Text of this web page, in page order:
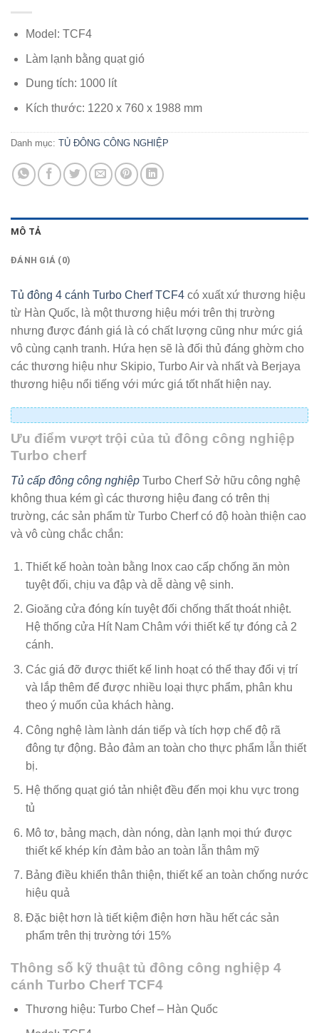
Model: TCF4
Làm lạnh bằng quạt gió
Dung tích: 1000 lít
Kích thước: 1220 x 760 x 1988 mm
Danh mục: TỦ ĐÔNG CÔNG NGHIỆP
MÔ TẢ
ĐÁNH GIÁ (0)
Tủ đông 4 cánh Turbo Cherf TCF4 có xuất xứ thương hiệu
từ Hàn Quốc, là một thương hiệu mới trên thị trường
nhưng được đánh giá là có chất lượng cũng như mức giá
vô cùng cạnh tranh. Hứa hẹn sẽ là đối thủ đáng ghờm cho
các thương hiệu như Skipio, Turbo Air và nhất và Berjaya
thương hiệu nổi tiếng với mức giá tốt nhất hiện nay.
Ưu điểm vượt trội của tủ đông công nghiệp
Turbo cherf
Tủ cấp đông công nghiệp Turbo Cherf Sở hữu công nghệ
không thua kém gì các thương hiệu đang có trên thị
trường, các sản phẩm từ Turbo Cherf có độ hoàn thiện cao
và vô cùng chắc chắn:
Thiết kế hoàn toàn bằng Inox cao cấp chống ăn mòn
tuyệt đối, chịu va đập và dễ dàng vệ sinh.
Gioăng cửa đóng kín tuyệt đối chống thất thoát nhiệt.
Hệ thống cửa Hít Nam Châm với thiết kế tự đóng cả 2
cánh.
Các giá đỡ được thiết kế linh hoạt có thể thay đổi vị trí
và lắp thêm để được nhiều loại thực phẩm, phân khu
theo ý muốn của khách hàng.
Công nghệ làm lành dán tiếp và tích hợp chế độ rã
đông tự động. Bảo đảm an toàn cho thực phẩm lẫn thiết
bị.
Hệ thống quạt gió tản nhiệt đều đến mọi khu vực trong
tủ
Mô tơ, bảng mạch, dàn nóng, dàn lạnh mọi thứ được
thiết kế khép kín đảm bảo an toàn lẫn thâm mỹ
Bảng điều khiển thân thiện, thiết kế an toàn chống nước
hiệu quả
Đặc biệt hơn là tiết kiệm điện hơn hầu hết các sản
phẩm trên thị trường tới 15%
Thông số kỹ thuật tủ đông công nghiệp 4
cánh Turbo Cherf TCF4
Thương hiệu: Turbo Chef – Hàn Quốc